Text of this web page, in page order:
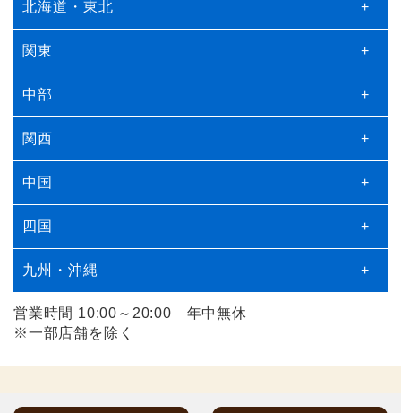
北海道・東北 +
関東 +
中部 +
関西 +
中国 +
四国 +
九州・沖縄 +
営業時間 10:00～20:00 年中無休
※一部店舗を除く